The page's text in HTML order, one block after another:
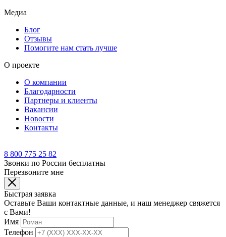
Медиа
Блог
Отзывы
Помогите нам стать лучше
О проекте
О компании
Благодарности
Партнеры и клиенты
Вакансии
Новости
Контакты
8 800 775 25 82
Звонки по России бесплатны
Перезвоните мне
Быстрая заявка
Оставьте Ваши контактные данные, и наш менеджер свяжется
с Вами!
Имя
Телефон